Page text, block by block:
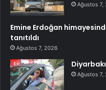
Ağustos 7,
Emine Erdoğan
tanıtıldı
Ağustos 7, 2026
Ağustos 7,